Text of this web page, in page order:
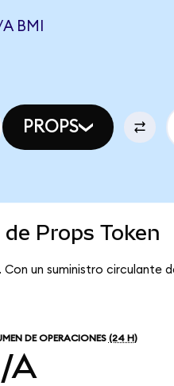
BMI
PROPS
Props Token
un suministro circulante
DE OPERACIONES (24 H)
A